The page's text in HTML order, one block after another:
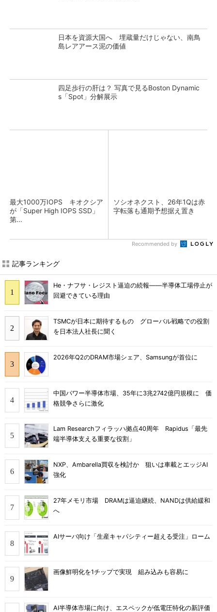
日本を資源大国へ 埋蔵量だけじゃない、南鳥
島レアアース泥の価値
四足歩行の肝は？ 写真で見るBoston Dynamic
s「Spot」分解展示
最大1000万IOPS キオクシア
が「Super High IOPS SSD」
第...
ソシオネクスト、26年1Qは赤
字転落も通期予想据え置き
Recommended by
記事ランキング
He・ナフサ・レジスト逼迫の続報――半導体工場停止が
回避できている理由
TSMCが日本に期待するもの グローバル戦略での役割
を日本法人社長に聞く
2026年Q2のDRAM市場シェア、Samsungが首位に
中国パワー半導体市場、35年に3兆2742億円規模に 価
格競争さらに激化
Lam Researchフィラッハ拠点40周年 Rapidus「最先
端半導体支える重要な役割」
NXP、Ambarella買収を検討か 狙いは車載とエッジAI
強化
27年メモリ市場 DRAMは逼迫継続、NANDは供給緩和
へ
AIサーバ向け「生産キャパシティー超える受注」ローム
画像鮮明化を1チップで実現 組み込みも容易に
AI半導体市場に向け、エスペックが低電圧特化の新評価